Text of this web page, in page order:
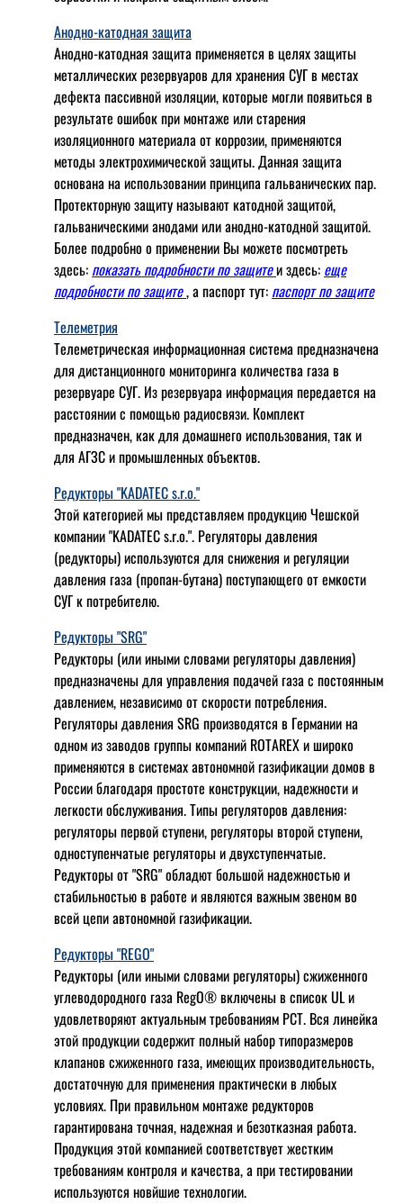
Анодно-катодная защита
Анодно-катодная защита применяется в целях защиты
металлических резервуаров для хранения СУГ в местах
дефекта пассивной изоляции, которые могли появиться в
результате ошибок при монтаже или старения
изоляционного материала от коррозии, применяются
методы электрохимической защиты. Данная защита
основана на использовании принципа гальванических пар.
Протекторную защиту называют катодной защитой,
гальваническими анодами или анодно-катодной защитой.
Более подробно о применении Вы можете посмотреть
здесь: показать подробности по защитеи здесь: еще
подробности по защите, а паспорт тут: паспорт по защите
Телеметрия
Телеметрическая информационная система предназначена
для дистанционного мониторинга количества газа в
резервуаре СУГ. Из резервуара информация передается на
расстоянии с помощью радиосвязи. Комплект
предназначен, как для домашнего использования, так и
для АГЗС и промышленных объектов.
Редукторы "KADATEC s.r.o."
Этой категорией мы представляем продукцию Чешской
компании "KADATEC s.r.o.". Регуляторы давления
(редукторы) используются для снижения и регуляции
давления газа (пропан-бутана) поступающего от емкости
СУГ к потребителю.
Редукторы "SRG"
Редукторы (или иными словами регуляторы давления)
предназначены для управления подачей газа с постоянным
давлением, независимо от скорости потребления.
Регуляторы давления SRG производятся в Германии на
одном из заводов группы компаний ROTAREX и широко
применяются в системах автономной газификации домов в
России благодаря простоте конструкции, надежности и
легкости обслуживания. Типы регуляторов давления:
регуляторы первой ступени, регуляторы второй ступени,
одноступенчатые регуляторы и двухступенчатые.
Редукторы от "SRG" обладют большой надежностью и
стабильностью в работе и являются важным звеном во
всей цепи автономной газификации.
Редукторы "REGO"
Редукторы (или иными словами регуляторы) сжиженного
углеводородного газа RegO® включены в список UL и
удовлетворяют актуальным требованиям РСТ. Вся линейка
этой продукции содержит полный набор типоразмеров
клапанов сжиженного газа, имеющих производительность,
достаточную для применения практически в любых
условиях. При правильном монтаже редукторов
гарантирована точная, надежная и безотказная работа.
Продукция этой компанией соответствует жестким
требованиям контроля и качества, а при тестировании
используются новйшие технологии.